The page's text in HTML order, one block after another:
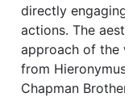
directly engaging
actions. The
approach of the
from Hieronymus
Chapman